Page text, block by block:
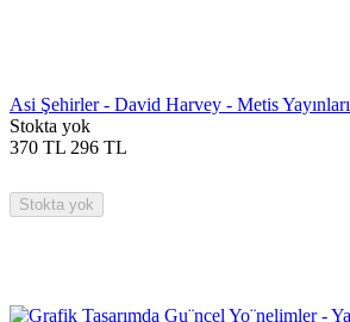
Asi Şehirler - David Harvey - Metis Yayınları
Stokta yok
370 TL 296 TL
Stokta yok